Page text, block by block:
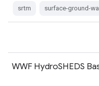
srtm surface-ground-
WWF HydroSHEDS